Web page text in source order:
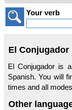
Your verb
El Conjugador
El Conjugador is
Spanish. You will
times and all
Other